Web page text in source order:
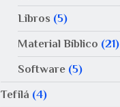
Libros (5)
Material Bíblico (21)
Software(5)
Tefilá (4)